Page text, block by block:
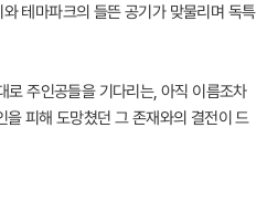
테마파크의 들뜬 공기가 맞물리며 독특
로 주인공들을 기다리는, 아직 이름조차
피해 도망쳤던 그 존재와의 결전이 드